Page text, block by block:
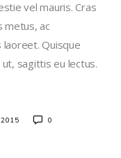
vel mauris. Cras
metus, ac
laoreet. Quisque
sagittis eu lectus.
0